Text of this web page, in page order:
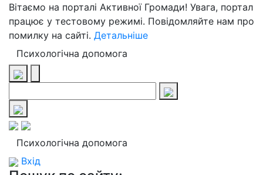
Вітаємо на порталі Активної Громади! Увага, портал
працює у тестовому режимі. Повідомляйте нам про
помилку на сайті. Детальніше
Психологічна допомога
Психологічна допомога
Вхід